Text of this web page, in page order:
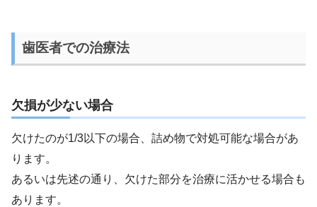
歯医者での治療法
欠損が少ない場合
欠けたのが1/3以下の場合、詰め物で対処可能な場合があ
ります。
あるいは先述の通り、欠けた部分を治療に活かせる場合も
あります。